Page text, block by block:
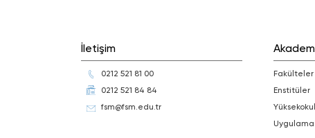
İletişim
0212 521 81 00
0212 521 84 84
fsm@fsm.edu.tr
Fakülteler
Enstitüler